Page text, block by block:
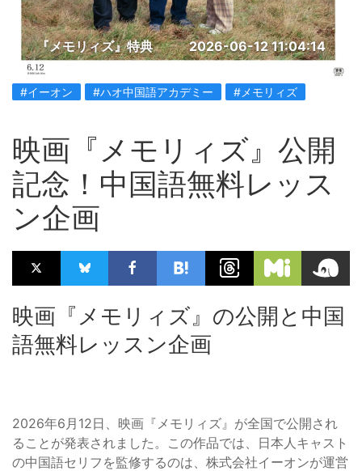
『メモリィズ』特典 2026-06-12 11:04:14
#イーオン #ハオ中国語アカデミー #メモリィズ
映画『メモリィズ』公開
記念！中国語無料レッス
ン企画
映画『メモリィズ』の公開と中国
語無料レッスン企画
2026年6月12日、映画『メモリィズ』が全国で公開され
ることが発表されました。この作品では、日本人キャスト
の中国語セリフを監修するのは、株式会社イーオンが運営